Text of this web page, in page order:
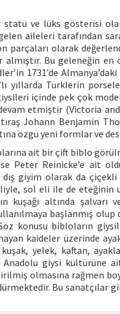
ve lüks gösterisi
aileleri tarafından
parçaları olarak
almıştır. Bu geleneğin
1731’de
yıllarda Türklerin
içinde pek çok
etmiştir (Victoria
Johann Benjamin
özgü yeni formlar ve
ait bir çift biblo
Peter Reinicke’e ait
giyim olarak da
sol eli ile de
altında şalvarı
başlanmış
konusu bibloların
kaideler üzerinde
yelek, kaftan,
Anadolu giysi kültürüne
olmasına rağmen
Bu sanatçılar